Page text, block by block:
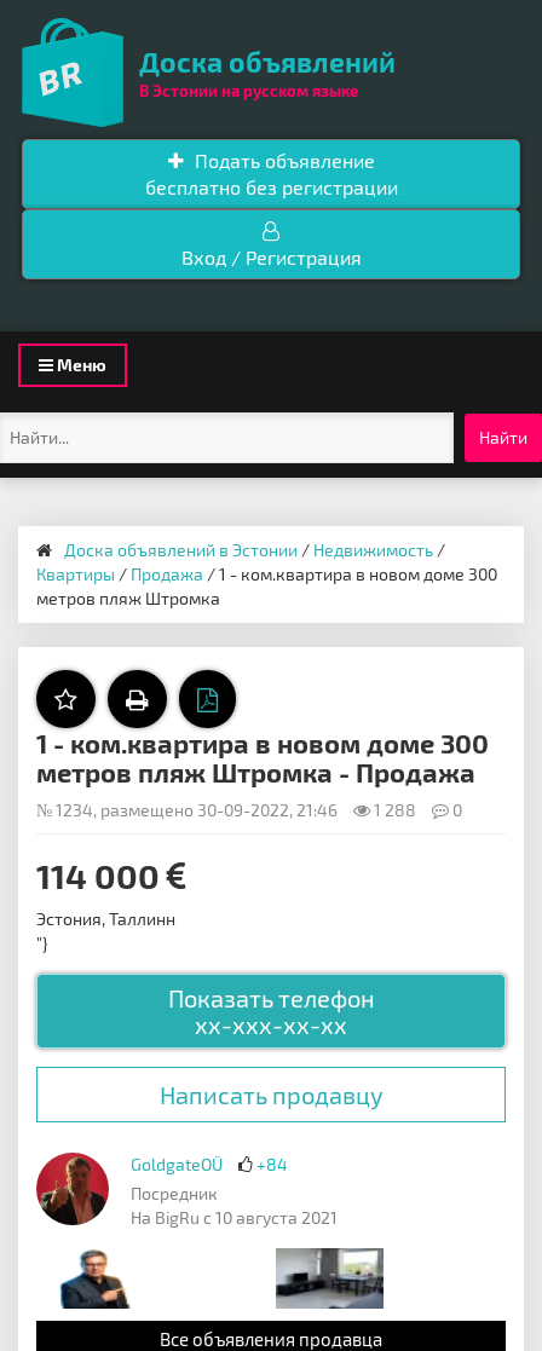
Доска объявлений
В Эстонии на русском языке
Подать объявление
бесплатно без регистрации
Вход / Регистрация
Toggle
navigation
Меню
Найти
Доска объявлений в Эстонии / Недвижимость /
Квартиры / Продажа / 1 - ком.квартира в новом доме 300
метров пляж Штромка
1 - ком.квартира в новом доме 300
метров пляж Штромка - Продажа
№ 1234, размещено 30-09-2022, 21:46 1 288 0
114 000
Эстония, Таллинн
"}
Показать телефон
xx-xxx-xx-xx
Написать продавцу
GoldgateOÜ
+84
Посредник
На BigRu с 10 августа 2021
Все объявления продавца